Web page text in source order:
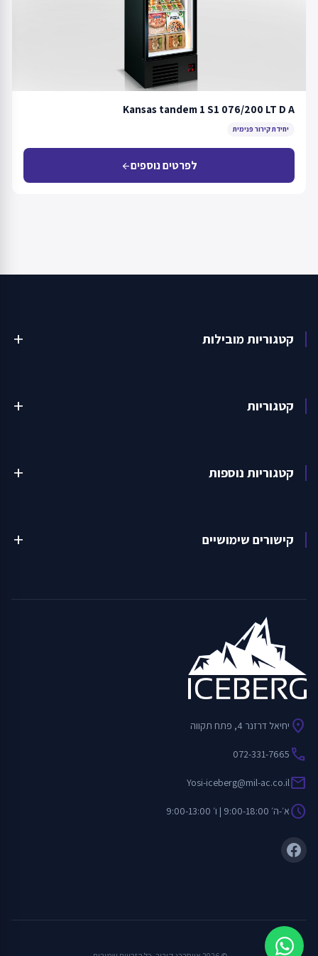
Kansas tandem 1 S1 076/200 LT D A
יחידת קירור פנימית
לפרטים נוספיםarrow_back
קטגוריות מובילות add
קטגוריות add
קטגוריות נוספות add
קישורים שימושיים add
location_on יחיאל דרזנר 4, פתח תקווה
call
072-331-7665
mail
Yosi-iceberg@mil-ac.co.il
scheduleא׳-ה׳ 9:00-18:00 | ו׳ 9:00-13:00